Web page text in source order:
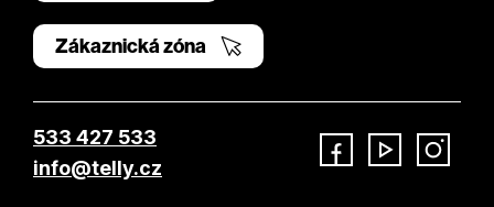
Zákaznická zóna
533 427 533
info@telly.cz